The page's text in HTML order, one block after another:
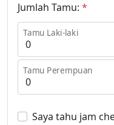
Jumlah Tamu: *
Tamu Laki-laki
Tamu Perempuan
Saya tahu jam